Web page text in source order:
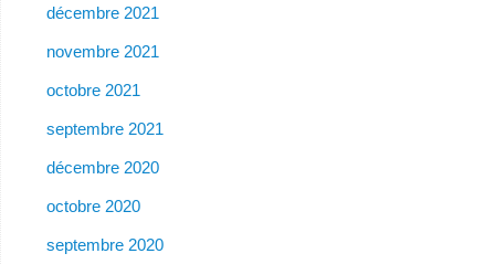
décembre 2021
novembre 2021
octobre 2021
septembre 2021
décembre 2020
octobre 2020
septembre 2020